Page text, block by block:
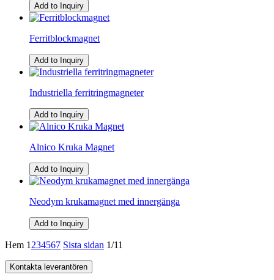
Add to Inquiry
Ferritblockmagnet
Add to Inquiry
Industriella ferritringmagneter
Add to Inquiry
Alnico Kruka Magnet
Add to Inquiry
Neodym krukamagnet med innergänga
Add to Inquiry
Hem 1 234567 Sista sidan 1/11
Kontakta leverantören